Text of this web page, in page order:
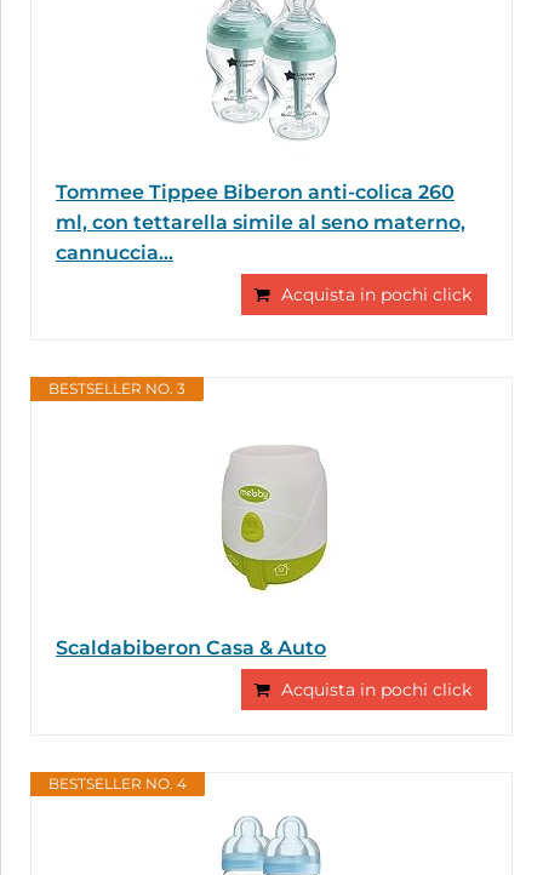
Tommee Tippee Biberon anti-colica 260
ml, con tettarella simile al seno materno,
cannuccia...
Acquista in pochi click
BESTSELLER NO. 3
Scaldabiberon Casa & Auto
Acquista in pochi click
BESTSELLER NO. 4